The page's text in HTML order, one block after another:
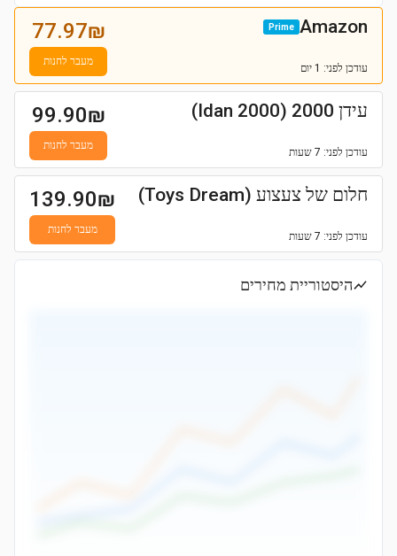
Amazon
Prime
עודכן לפני: 1 יום
77.97₪
מעבר לחנות
עידן 2000 (Idan 2000)
עודכן לפני: 7 שעות
99.90₪
מעבר לחנות
חלום של צעצוע (Toys Dream)
עודכן לפני: 7 שעות
139.90₪
מעבר לחנות
היסטוריית מחירים